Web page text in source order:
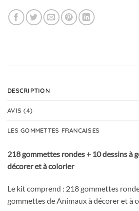
DESCRIPTION
AVIS (4)
LES GOMMETTES FRANCAISES
218 gommettes rondes + 10 dessins à
décorer et à colorier
Le kit comprend : 218 gommettes
gommettes de Animaux à décorer et à